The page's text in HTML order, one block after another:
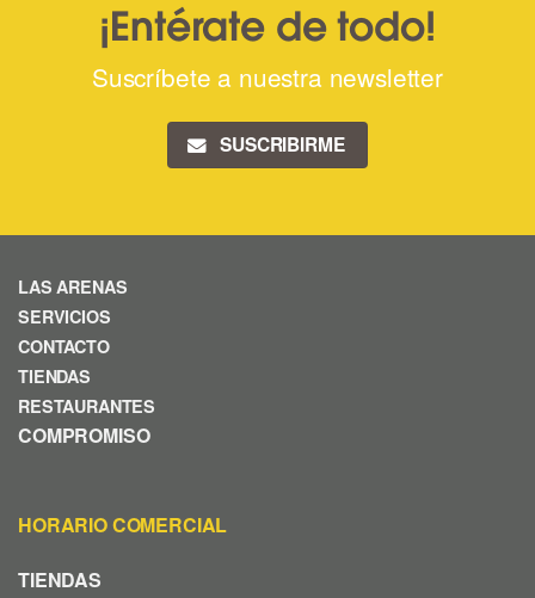
¡Entérate de todo!
Suscríbete a nuestra newsletter
SUSCRIBIRME
LAS ARENAS
SERVICIOS
CONTACTO
TIENDAS
RESTAURANTES
COMPROMISO
HORARIO COMERCIAL
TIENDAS